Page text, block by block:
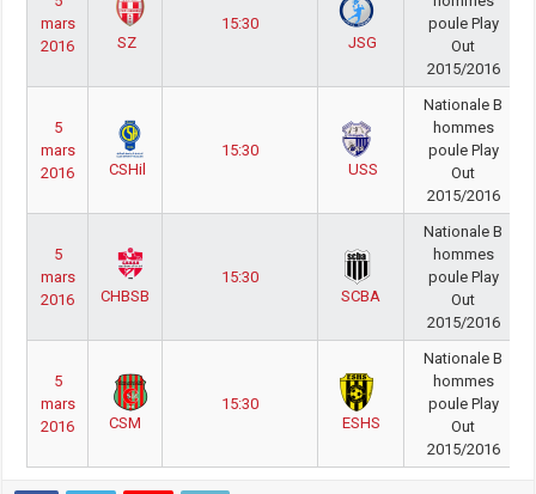
mars
2016
SZ
15:30
JSG
poule Play
Out
2015/2016
5
mars
2016
CSHil
15:30
USS
Nationale B
hommes
poule Play
Out
2015/2016
5
mars
2016
CHBSB
15:30
SCBA
Nationale B
hommes
poule Play
Out
2015/2016
5
mars
2016
CSM
15:30
ESHS
Nationale B
hommes
poule Play
Out
2015/2016